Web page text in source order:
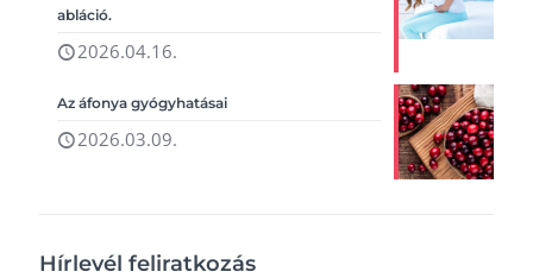
abláció.
2026.04.16.
Az áfonya gyógyhatásai
2026.03.09.
Hírlevél feliratkozás